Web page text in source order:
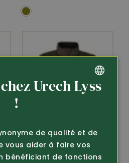
GERMAN
Urech Lyss
!
de qualité et de
vous aider à faire vos
bénéficiant de fonctions